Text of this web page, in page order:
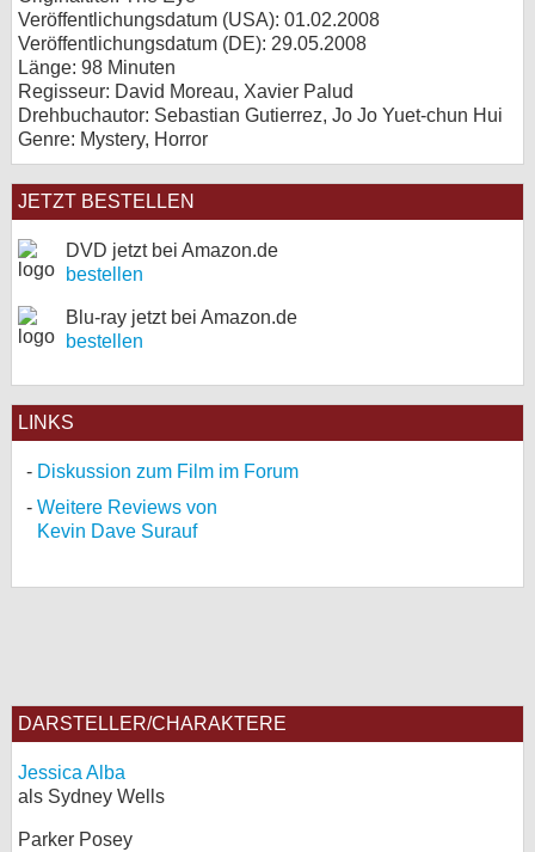
Veröffentlichungsdatum (USA): 01.02.2008
Veröffentlichungsdatum (DE): 29.05.2008
Länge: 98 Minuten
Regisseur: David Moreau, Xavier Palud
Drehbuchautor: Sebastian Gutierrez, Jo Jo Yuet-chun Hui
Genre: Mystery, Horror
JETZT BESTELLEN
DVD jetzt bei Amazon.de
bestellen
Blu-ray jetzt bei Amazon.de
bestellen
LINKS
Diskussion zum Film im Forum
Weitere Reviews von
Kevin Dave Surauf
DARSTELLER/CHARAKTERE
Jessica Alba
als Sydney Wells
Parker Posey